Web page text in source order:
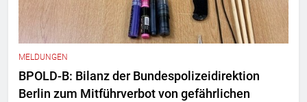
MELDUNGEN
BPOLD-B: Bilanz der Bundespolizeidirektion
Berlin zum Mitführverbot von gefährlichen